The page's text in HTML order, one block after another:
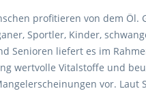
profitieren von dem Öl.
Sportler, Kinder,
Senioren liefert es im
wertvolle Vitalstoffe und
vor. Laut